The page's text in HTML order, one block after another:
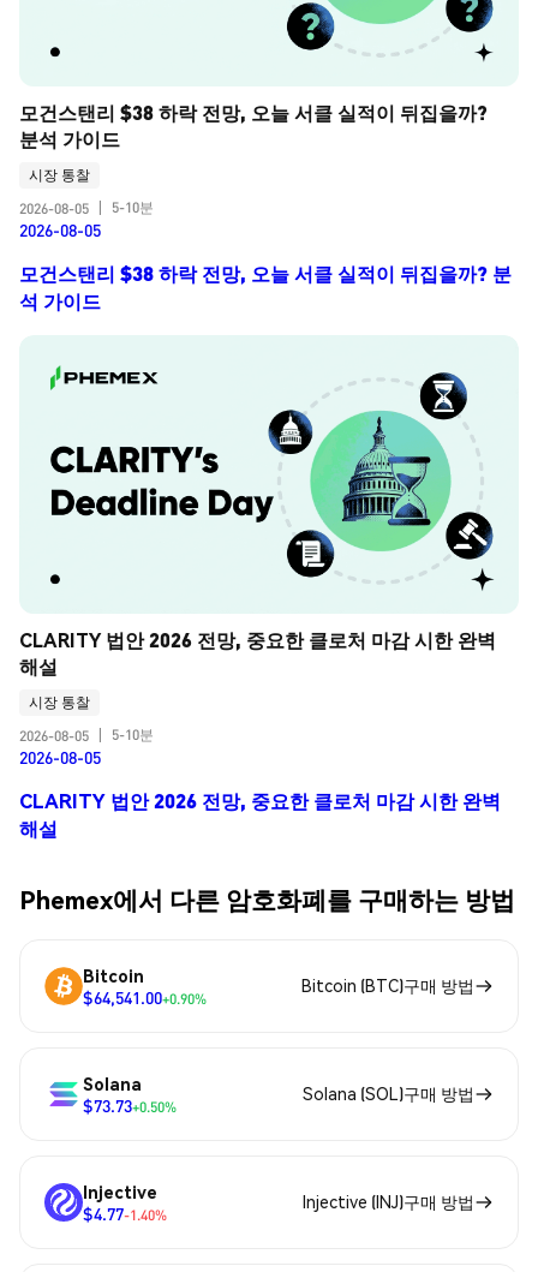
모건스탠리 $38 하락 전망, 오늘 서클 실적이 뒤집을까?
분석 가이드
시장 통찰
2026-08-05
5-10분
2026-08-05
모건스탠리 $38 하락 전망, 오늘 서클 실적이 뒤집을까? 분
석 가이드
CLARITY 법안 2026 전망, 중요한 클로처 마감 시한 완벽
해설
시장 통찰
2026-08-05
5-10분
2026-08-05
CLARITY 법안 2026 전망, 중요한 클로처 마감 시한 완벽
해설
Phemex에서 다른 암호화폐를 구매하는 방법
Bitcoin
$64,541.00+0.90%
Bitcoin (BTC)구매 방법
Solana
$73.73+0.50%
Solana (SOL)구매 방법
Injective
$4.77-1.40%
Injective (INJ)구매 방법